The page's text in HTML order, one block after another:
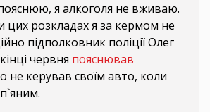
я алкоголя не вживаю.
цих розкладах я за кермом не
підполковник поліції Олег
червня пояснював
не керував своїм авто, коли